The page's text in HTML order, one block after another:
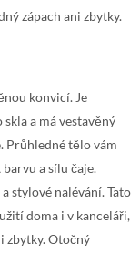
zápach ani zbytky.
konvicí. Je
a má vestavěný
Průhledné tělo vám
a sílu čaje.
stylové nalévání. Tato
doma i v kanceláři,
zbytky. Otočný